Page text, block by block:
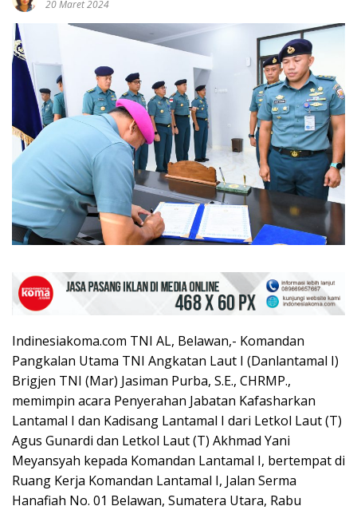
20 Maret 2024
Indinesiakoma.com TNI AL, Belawan,- Komandan
Pangkalan Utama TNI Angkatan Laut I (Danlantamal I)
Brigjen TNI (Mar) Jasiman Purba, S.E., CHRMP.,
memimpin acara Penyerahan Jabatan Kafasharkan
Lantamal I dan Kadisang Lantamal I dari Letkol Laut (T)
Agus Gunardi dan Letkol Laut (T) Akhmad Yani
Meyansyah kepada Komandan Lantamal I, bertempat di
Ruang Kerja Komandan Lantamal I, Jalan Serma
Hanafiah No. 01 Belawan, Sumatera Utara, Rabu